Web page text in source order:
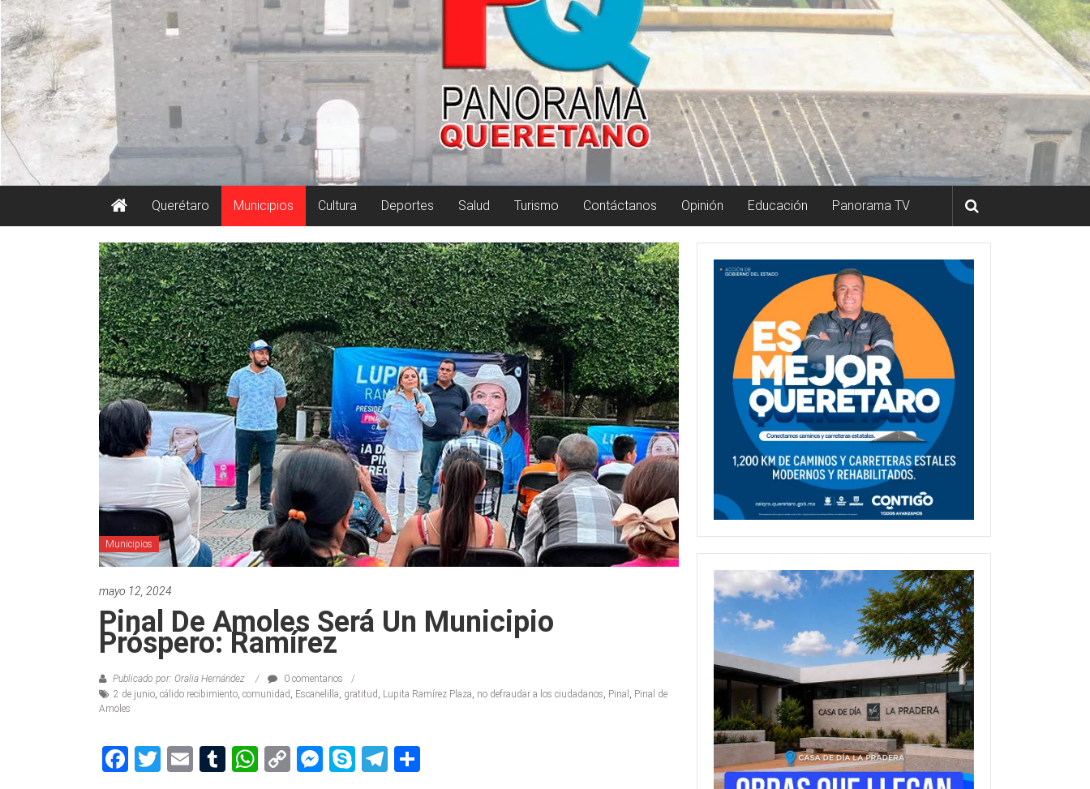
Querétaro Municipios Cultura Deportes Salud Turismo Contáctanos Opinión Educación Panorama TV
Municipios
mayo 12, 2024
Pinal De Amoles Será Un Municipio
Próspero: Ramírez
Publicado por: Oralia Hernández
0 comentarios
2 de junio, cálido recibimiento, comunidad , Escanelilla, gratitud , Lupita Ramírez Plaza, no defraudar a los ciudadanos, Pinal , Pinal de
Amoles
Facebook
Twitter
EmailTumblr
WhatsApp
CopyMessenger
SkypeTelegram